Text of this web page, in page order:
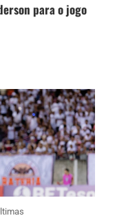
para o jogo